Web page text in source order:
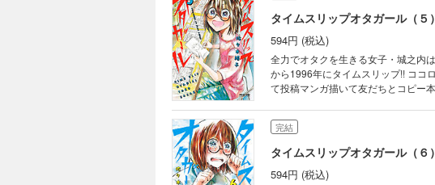
タイムスリップオタガール（５）
594円 (税込)
全力でオタクを生きる女子・城之内
から1996年にタイムスリップ!! ココ
て投稿マンガ描いて友だちとコピー
完結
タイムスリップオタガール（６）
594円 (税込)